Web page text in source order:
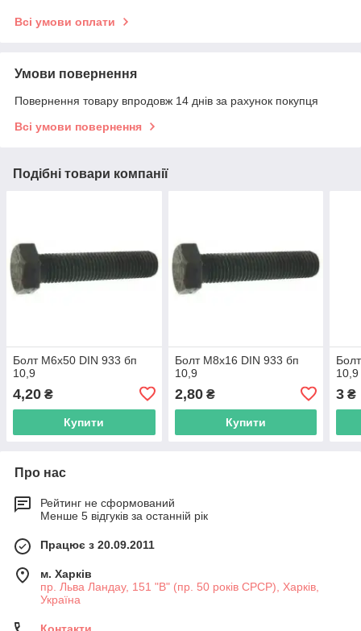
Всі умови оплати
Умови повернення
Повернення товару впродовж 14 днів за рахунок покупця
Всі умови повернення
Подібні товари компанії
Болт М6х50 DIN 933 бп
10,9
4,20 ₴
Купити
Болт М8х16 DIN 933 бп
10,9
2,80₴
Купити
10,9
3 ₴
Про нас
Рейтинг не сформований
Менше 5 відгуків за останній рік
Працює з 20.09.2011
м. Харків
пр. Льва Ландау, 151 "В" (пр. 50 років СРСР), Харків,
Україна
Контакти